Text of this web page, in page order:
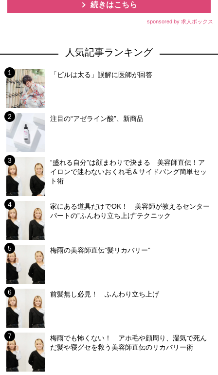
続きはこちら
sponsored by 求人ボックス
人気記事ランキング
「ピルは太る」誤解に医師が回答
注目の“アゼライン酸”、新商品
“盛れる自分”は顔まわりで決まる 美容師直伝！ア
イロンで迷わないおくれ毛＆サイドバング簡単セッ
ト術
家にある道具だけでOK！ 美容師が教えるセンター
パートの”ふんわり立ち上げ”テクニック
梅雨の美容師直伝”髪リカバリー”
前髪無し必見！ ふんわり立ち上げ
梅雨でも怖くない！ アホ毛や顔周り、湿気で死ん
だ髪や寝グセを救う美容師直伝のリカバリー術